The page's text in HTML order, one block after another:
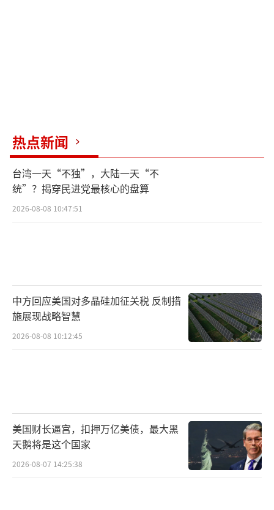
热点新闻
台湾一天“不独”，大陆一天“不
统”？揭穿民进党最核心的盘算
2026-08-08 10:47:51
中方回应美国对多晶硅加征关税 反制措
施展现战略智慧
2026-08-08 10:12:45
美国财长逼宫，扣押万亿美债，最大黑
天鹅将是这个国家
2026-08-07 14:25:38